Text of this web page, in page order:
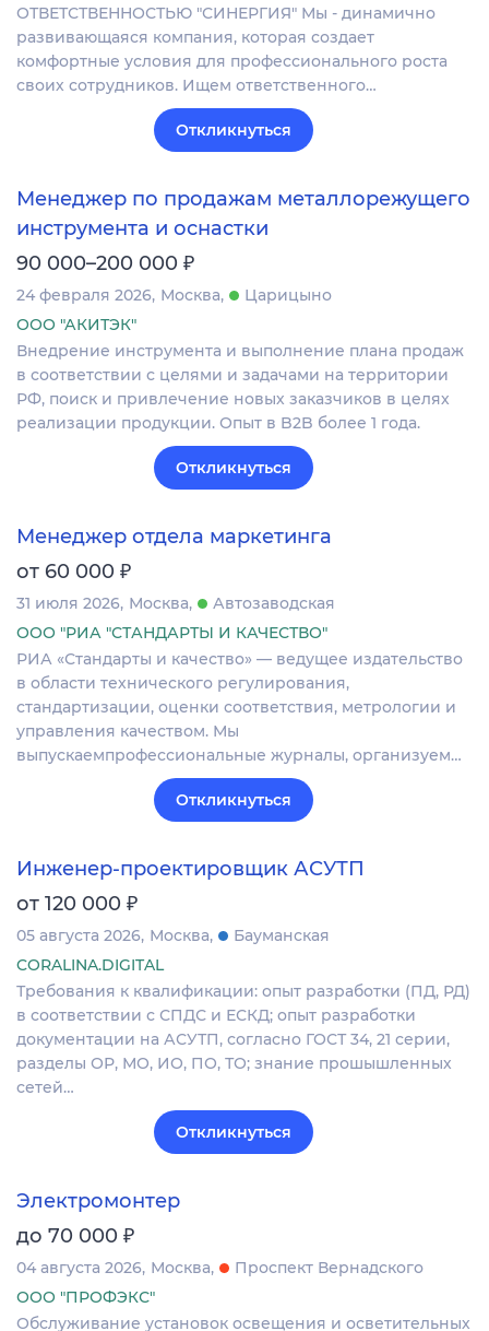
ОТВЕТСТВЕННОСТЬЮ "СИНЕРГИЯ" Мы - динамично
развивающаяся компания, которая создает
комфортные условия для профессионального роста
своих сотрудников. Ищем ответственного…
Откликнуться
Менеджер по продажам металлорежущего
инструмента и оснастки
90 000–200 000 ₽
24 февраля 2026 Москва
Царицыно
ООО "АКИТЭК"
Внедрение инструмента и выполнение плана продаж
в соответствии с целями и задачами на территории
РФ, поиск и привлечение новых заказчиков в целях
реализации продукции. Опыт в B2B более 1 года.
Откликнуться
Менеджер отдела маркетинга
от 60 000 ₽
31 июля 2026 Москва
Автозаводская
ООО "РИА "СТАНДАРТЫ И КАЧЕСТВО"
РИА «Стандарты и качество» — ведущее издательство
в области технического регулирования,
стандартизации, оценки соответствия, метрологии и
управления качеством. Мы
выпускаемпрофессиональные журналы, организуем…
Откликнуться
Инженер-проектировщик АСУТП
от 120 000 ₽
05 августа 2026 Москва
Бауманская
CORALINA.DIGITAL
Требования к квалификации: опыт разработки (ПД, РД)
в соответствии с СПДС и ЕСКД; опыт разработки
документации на АСУТП, согласно ГОСТ 34, 21 серии,
разделы ОР, МО, ИО, ПО, ТО; знание прошышленных
сетей…
Откликнуться
Электромонтер
до 70 000 ₽
04 августа 2026 Москва
Проспект Вернадского
ООО "ПРОФЭКС"
Обслуживание установок освещения и осветительных